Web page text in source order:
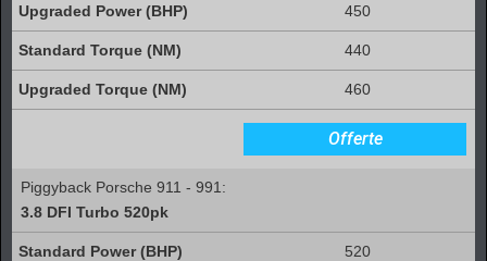
450
440
460
Offerte
Piggyback Porsche 911 - 991:
3.8 DFI Turbo 520pk
520